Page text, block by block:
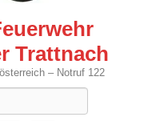
Trattnach
– Notruf 122